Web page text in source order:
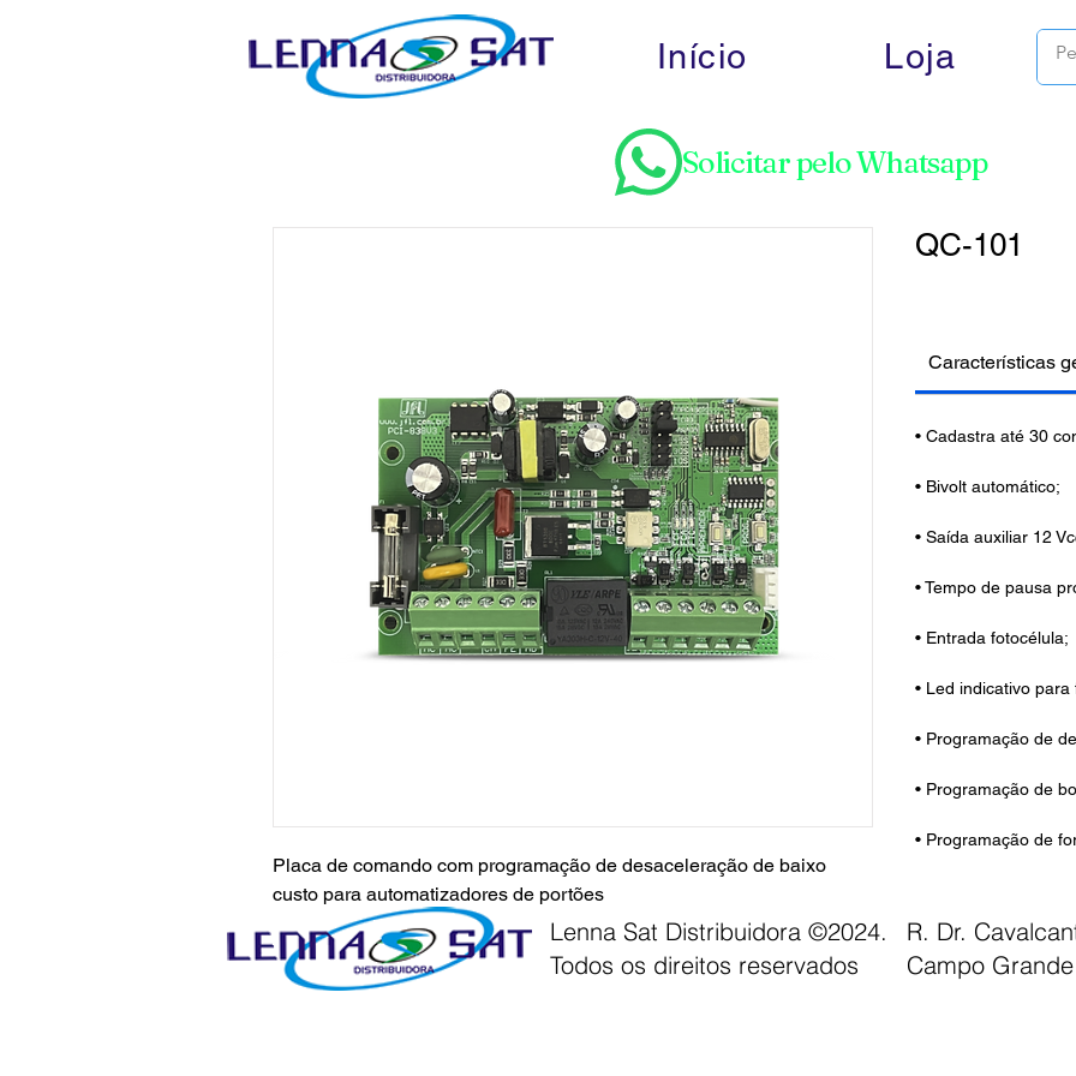
Início Loja
Solicitar pelo Whatsapp
Placa de comando com programação de desaceleração de baixo
custo para automatizadores de portões
QC-101
Características
• Cadastra até 30
• Bivolt automático;
• Saída auxiliar 12
• Tempo de pausa
• Entrada fotocélula;
• Led indicativo para
• Programação de
• Programação de
• Programação de
Lenna Sat Distribuidora ©2024.
Todos os direitos reservados
R. Dr.
Campo